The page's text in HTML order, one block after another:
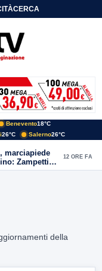
CERCA
Benevento18°C
26°C Salerno26°C
marciapiede
Zampetti e
polemiche
12 ORE FA
della